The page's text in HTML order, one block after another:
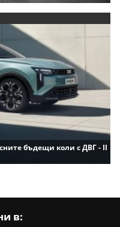
бъдещи коли с ДВГ - II
в: